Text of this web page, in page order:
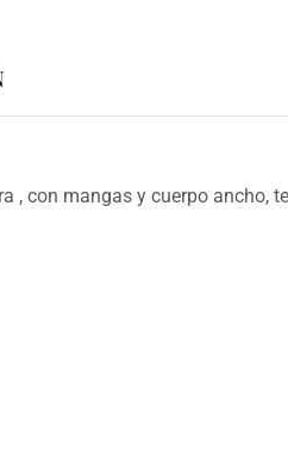
, con mangas y cuerpo ancho,